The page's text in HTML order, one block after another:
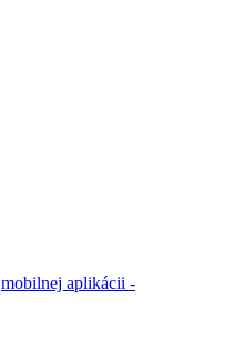
mobilnej aplikácii -